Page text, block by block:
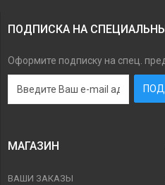
ПОДПИСКА НА
Оформите подписку на спец.
МАГАЗИН
ВАШИ ЗАКАЗЫ